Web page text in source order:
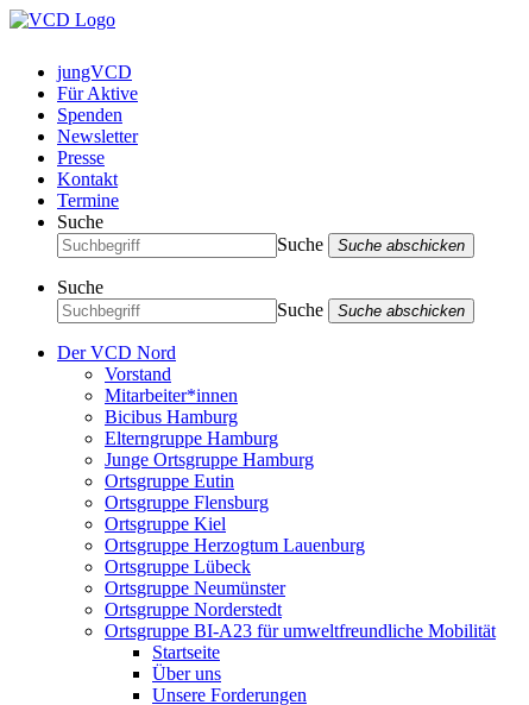
jungVCD
Für Aktive
Spenden
Newsletter
Presse
Kontakt
Termine
Suche
Suche
Suche abschicken
Suche
Suche
Suche abschicken
Der VCD Nord
Vorstand
Mitarbeiter*innen
Bicibus Hamburg
Elterngruppe Hamburg
Junge Ortsgruppe Hamburg
Ortsgruppe Eutin
Ortsgruppe Flensburg
Ortsgruppe Kiel
Ortsgruppe Herzogtum Lauenburg
Ortsgruppe Lübeck
Ortsgruppe Neumünster
Ortsgruppe Norderstedt
Ortsgruppe BI-A23 für umweltfreundliche Mobilität
Startseite
Über uns
Unsere Forderungen